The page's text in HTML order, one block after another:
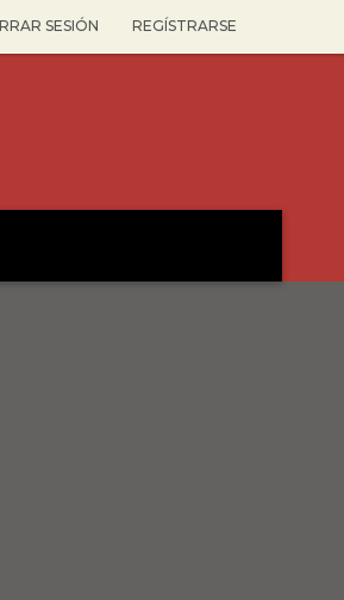
SESIÓN REGÍSTRARSE